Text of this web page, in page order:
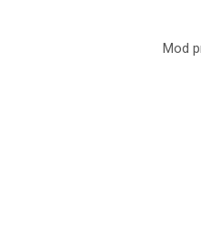
Mod